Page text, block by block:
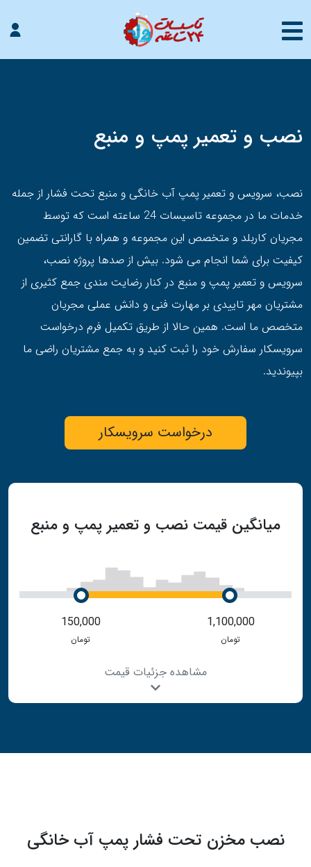
نصب و تعمیر پمپ و منبع
نصب، سرویس و تعمیر پمپ آب خانگی و منبع تحت فشار از جمله
خدمات ما در مجموعه تاسیسات 24 ساعته است که توسط
مجریان کاربلد و متخصص این مجموعه و همراه با گارانتی تضمین
کیفیت برای شما انجام می شود. بیش از صدها پروژه نصب،
سرویس و تعمیر پمپ و منبع در کنار رضایت مندی جمع کثیری از
مشتریان مهر تاییدی بر مهارت فنی و دانش عملی مجریان
متخصص ما است. همین حالا از طریق تکمیل فرم درخواست
سرویسکار سفارش خود را ثبت کنید و به جمع مشتریان راضی ما
بپیوندید.
درخواست سرویسکار
میانگین قیمت نصب و تعمیر پمپ و منبع
1,100,000
تومان
150,000
تومان
مشاهده جزئیات قیمت
نصب مخزن تحت فشار پمپ آب خانگی